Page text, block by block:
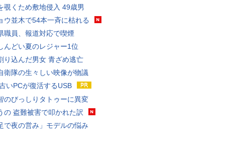
覗くため敷地侵入 49歳男
ウ並木で54本一斉に枯れる
職員、報道対応で喫煙
んどい夏のレジャー1位
り込んだ男女 青ざめ逃亡
衛隊の生々しい映像が物議
いPCが復活するUSB
のびっしりタトゥーに異変
の 盗難被害で叩かれた訳
で夜の営み」モデルの悩み